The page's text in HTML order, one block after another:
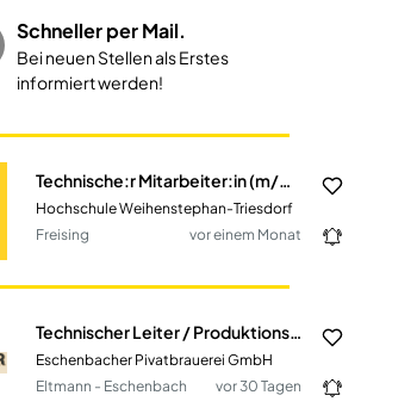
Schneller per Mail.
Bei neuen Stellen als Erstes
informiert werden!
Technische:r Mitarbeiter:in (m/w/d) für Forst und Holz im Lehr- und Versuchsbetrieb
Hochschule Weihenstephan-Triesdorf
Freising
vor einem Monat
Technischer Leiter / Produktionsleiter (m/w/d)
Eschenbacher Pivatbrauerei GmbH
Eltmann - Eschenbach
vor 30 Tagen